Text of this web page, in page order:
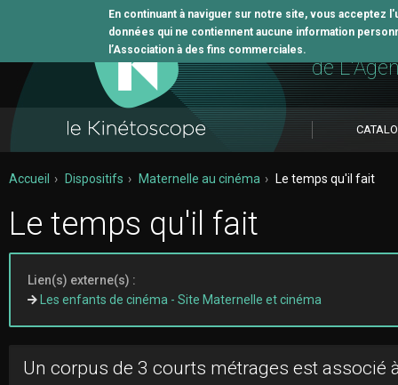
En continuant à naviguer sur notre site, vous
données qui ne contiennent aucune information
l’Association à des fins commerciales. L'outil
de
Accueil Dispositifs Maternelle au cinéma Le temps qu'il fait
Le temps qu'il fait
Lien(s) externe(s) :
Les enfants de cinéma - Site Maternelle et cinéma
Un corpus de 3 courts métrages est associé